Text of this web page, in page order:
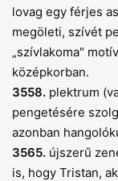
lovag egy férjes
megöleti, szívét
„szívlakoma"
középkorban.
3558. plektrum
pengetésére
azonban
3565. újszerű
is, hogy Tristan,